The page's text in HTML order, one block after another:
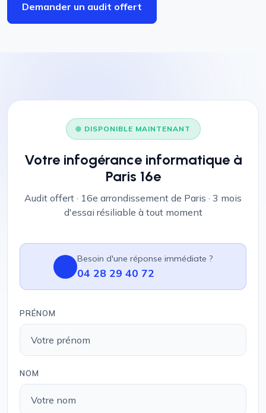
Demander un audit offert
DISPONIBLE MAINTENANT
Votre infogérance informatique à
Paris 16e
Audit offert · 16e arrondissement de Paris · 3 mois
d'essai résiliable à tout moment
Besoin d'une réponse immédiate ?
04 28 29 40 72
PRÉNOM
NOM